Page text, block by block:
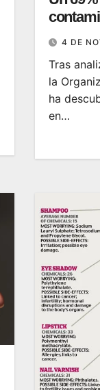
4 DE
Tras
la
ha
en…